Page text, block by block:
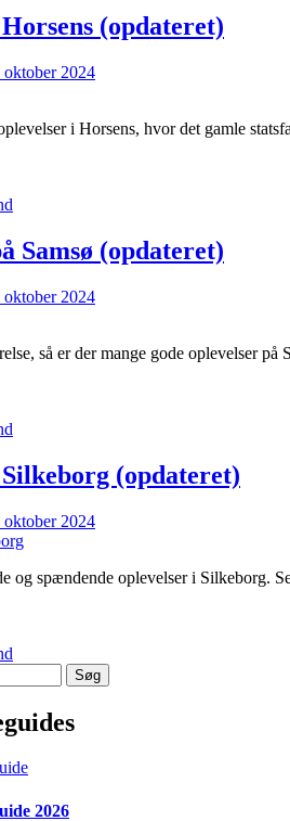
(opdateret)
oktober 2024
i Horsens, hvor det gamle
Samsø (opdateret)
oktober 2024
så er der mange gode oplevelser
(opdateret)
oktober 2024
og spændende oplevelser i Silkeborg.
2026